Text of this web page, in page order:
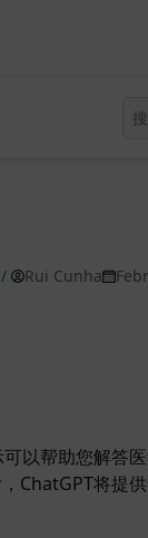
/ Rui Cunha
以帮助您解答
ChatGPT将提